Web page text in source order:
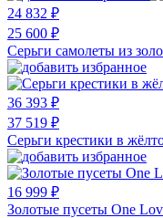
24 832 ₽
25 600 ₽
Серьги самолеты из
36 393 ₽
37 519 ₽
Серьги крестики в
16 999 ₽
Золотые пусеты One